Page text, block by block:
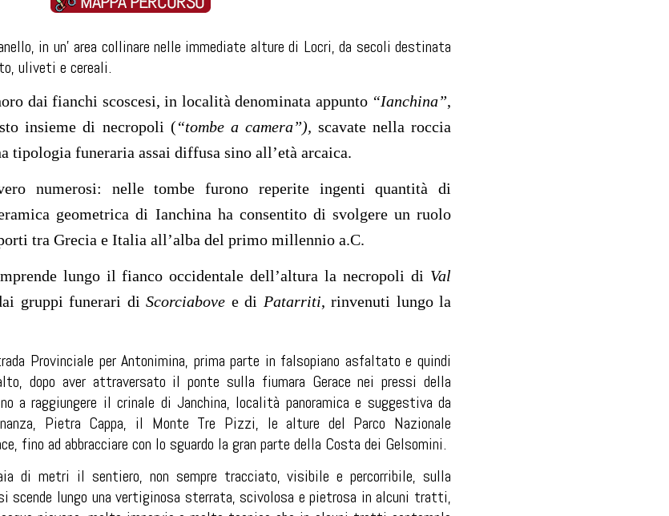
in un’ area collinare nelle immediate alture di Locri, da secoli destinata
uliveti e cereali.
dai fianchi scoscesi, in località denominata appunto “Ianchina”,
insieme di necropoli (“tombe a camera”), scavate nella roccia
tipologia funeraria assai diffusa sino all’età arcaica.
numerosi: nelle tombe furono reperite ingenti quantità di
geometrica di Ianchina ha consentito di svolgere un ruolo
tra Grecia e Italia all’alba del primo millennio a.C.
lungo il fianco occidentale dell’altura la necropoli di Val
gruppi funerari diScorciabove e di Patarriti, rinvenuti lungo la
Provinciale per Antonimina, prima parte in falsopiano asfaltato e quindi
dopo aver attraversato il ponte sulla fiumara Gerace nei pressi della
a raggiungere il crinale di Janchina, località panoramica e suggestiva da
Pietra Cappa, il Monte Tre Pizzi, le alture del Parco Nazionale
fino ad abbracciare con lo sguardo la gran parte della Costa dei Gelsomini.
di metri il sentiero, non sempre tracciato, visibile e percorribile, sulla
scende lungo una vertiginosa sterrata, scivolosa e pietrosa in alcuni tratti,